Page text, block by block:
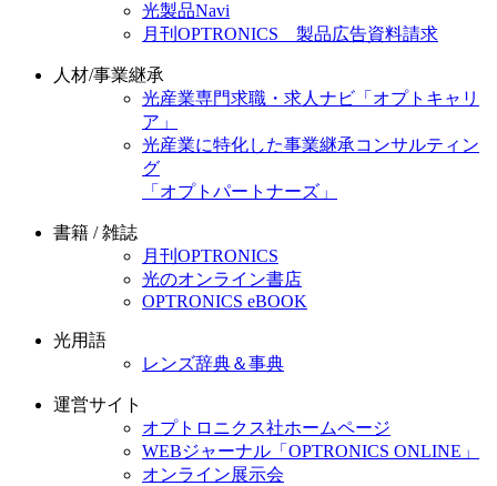
光製品Navi
月刊OPTRONICS 製品広告資料請求
人材/事業継承
光産業専門求職・求人ナビ「オプトキャリ
ア」
光産業に特化した事業継承コンサルティン
グ
「オプトパートナーズ」
書籍 / 雑誌
月刊OPTRONICS
光のオンライン書店
OPTRONICS eBOOK
光用語
レンズ辞典＆事典
運営サイト
オプトロニクス社ホームページ
WEBジャーナル「OPTRONICS ONLINE」
オンライン展示会